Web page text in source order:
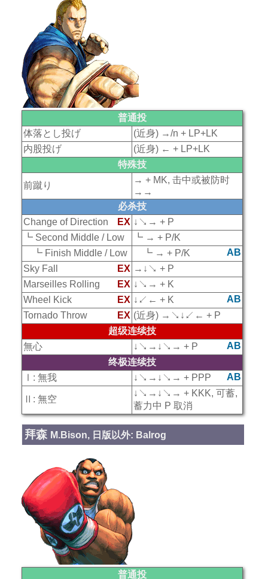
普通投
体落とし投げ
(近身) →/n + LP+LK
内股投げ
(近身) ← + LP+LK
特殊技
前蹴り
→ + MK, 击中或被防时
→→
必杀技
EX
Change of Direction
↓↘→ + P
┗ Second Middle / Low
┗ → + P/K
┗ Finish Middle / Low
AB
┗ → + P/K
EX
Sky Fall
→↓↘ + P
EX
Marseilles Rolling
↓↘→ + K
EX
Wheel Kick AB
↓↙← + K
EX
Tornado Throw
(近身) →↘↓↙← + P
超级连续技
無心
AB
↓↘→↓↘→ + P
终极连续技
Ⅰ: 無我
AB
↓↘→↓↘→ + PPP
Ⅱ: 無空
↓↘→↓↘→ + KKK, 可蓄,
蓄力中 P 取消
拜森 M.Bison, 日版以外: Balrog
普通投